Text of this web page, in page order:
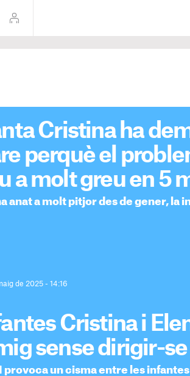
Cristina ha
perquè el
a molt greu en 5
anat a molt pitjor des de gener, la
de 2025 - 14:16
Cristina i
sense dirigir-
provoca un cisma entre les